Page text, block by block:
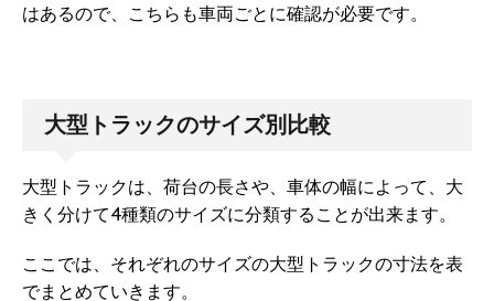
はあるので、こちらも車両ごとに確認が必要です。
大型トラックのサイズ別比較
大型トラックは、荷台の長さや、車体の幅によって、大
きく分けて4種類のサイズに分類することが出来ます。
ここでは、それぞれのサイズの大型トラックの寸法を表
でまとめていきます。